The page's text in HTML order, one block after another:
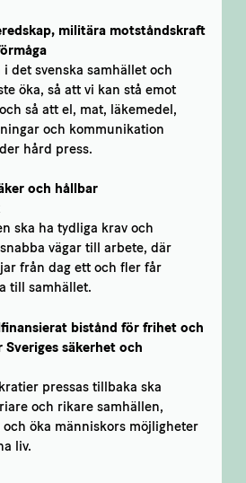
militära motståndskraft
det svenska samhället och
öka, så att vi kan stå emot
så att el, mat, läkemedel,
och kommunikation
hård press.
och hållbar
ska ha tydliga krav och
vägar till arbete, där
från dag ett och fler får
till samhället.
bistånd för frihet och
säkerhet och
pressas tillbaka ska
och rikare samhällen,
öka människors möjligheter
liv.